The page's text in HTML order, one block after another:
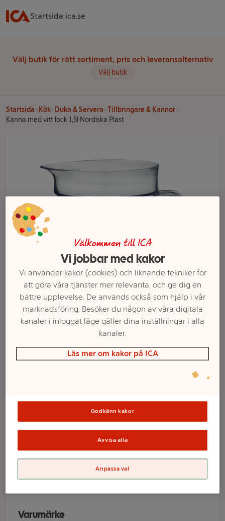
Startsida ica.se
Välj butik för rätt sortiment, pris och leveransalternativ
Välj butik
Startsida Kök Duka & Servera Tillbringare & Kannor
Kanna med vitt lock 1,5l Nordiska Plast
Kanna med vitt
lock 1,5l Nordiska
Plast
Varumärke
Välj butik och handla
Välkommen till ICA
Vi jobbar med kakor
Vi använder kakor (cookies) och liknande tekniker för
att göra våra tjänster mer relevanta, och ge dig en
bättre upplevelse. De används också som hjälp i vår
marknadsföring. Besöker du någon av våra digitala
kanaler i inloggat läge gäller dina inställningar i alla
kanaler.
Läs mer om kakor på ICA
Godkänn kakor
Avvisa alla
Anpassa val